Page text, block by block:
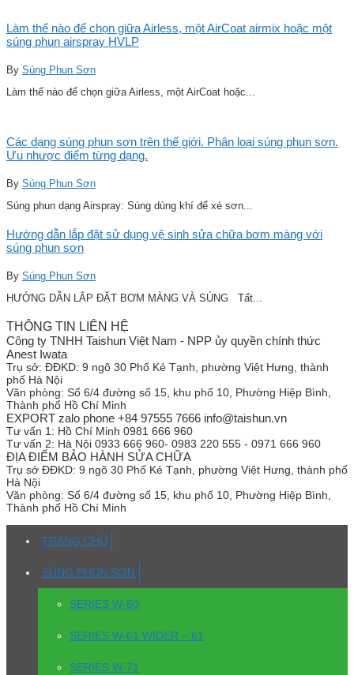
Làm thế nào để chọn giữa Airless, một AirCoat airmix hoặc một
súng phun airspray HVLP
By Súng Phun Sơn
Làm thế nào để chọn giữa Airless, một AirCoat hoặc...
Các dạng súng phun sơn trên thế giới. Phân loại súng phun sơn.
Ưu nhược điểm từng dạng.
By Súng Phun Sơn
Súng phun dạng Airspray: Súng dùng khí để xé sơn...
Hướng dẫn lắp đặt sử dụng vệ sinh sửa chữa bơm màng với
súng phun sơn
By Súng Phun Sơn
HƯỚNG DẪN LẮP ĐẶT BƠM MÀNG VÀ SÚNG Tất...
THÔNG TIN LIÊN HỆ
Công ty TNHH Taishun Việt Nam - NPP ủy quyền chính thức
Anest Iwata
Trụ sở: ĐĐKD: 9 ngõ 30 Phố Kẻ Tạnh, phường Việt Hưng, thành
phố Hà Nội
Văn phòng: Số 6/4 đường số 15, khu phố 10, Phường Hiệp Bình,
Thành phố Hồ Chí Minh
EXPORT zalo phone +84 97555 7666 info@taishun.vn
Tư vấn 1: Hồ Chí Minh 0981 666 960
Tư vấn 2: Hà Nội 0933 666 960- 0983 220 555 - 0971 666 960
ĐỊA ĐIỂM BẢO HÀNH SỬA CHỮA
Trụ sở ĐĐKD: 9 ngõ 30 Phố Kẻ Tạnh, phường Việt Hưng, thành phố
Hà Nội
Văn phòng: Số 6/4 đường số 15, khu phố 10, Phường Hiệp Bình,
Thành phố Hồ Chí Minh
TRANG CHỦ
SÚNG PHUN SƠN
SERIES W-50
SERIES W-61 WIDER – 61
SERIES W-71